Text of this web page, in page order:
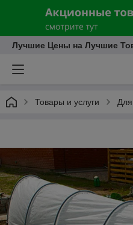
Лучшие Цены на Лучшие
Товары и услуги